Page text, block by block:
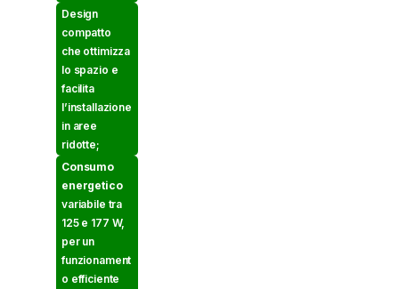
Design
compatto
che ottimizza
lo spazio e
facilita
l’installazione
in aree
ridotte;
Consumo
energetico
variabile tra
125 e 177 W,
per un
funzionament
o efficiente